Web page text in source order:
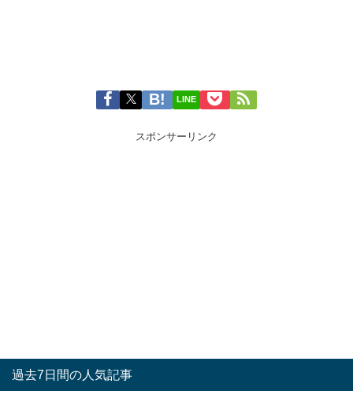
LINE
スポンサーリンク
過去7日間の人気記事